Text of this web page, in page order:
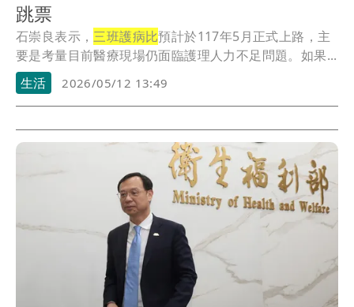
跳票
石崇良表示， 三班護病比預計於117年5月正式上路，主
要是考量目前醫療現場仍面臨護理人力不足問題。如果...
生活
2026/05/12 13:49